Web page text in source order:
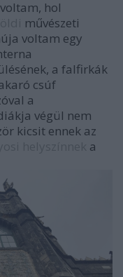
hol
művészeti
voltam egy
a falfirkák
csúf
a
végül nem
kicsit ennek az
a